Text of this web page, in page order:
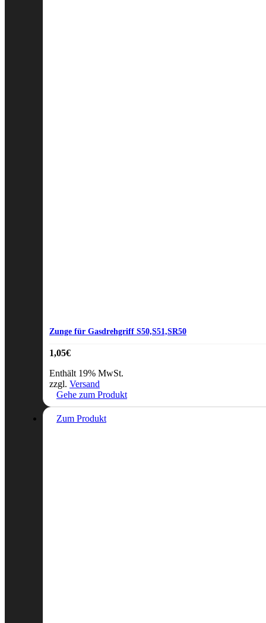
Zunge für Gasdrehgriff S50,S51,SR50
1,05€
Enthält 19% MwSt.
zzgl. Versand
Gehe zum Produkt
Zum Produkt